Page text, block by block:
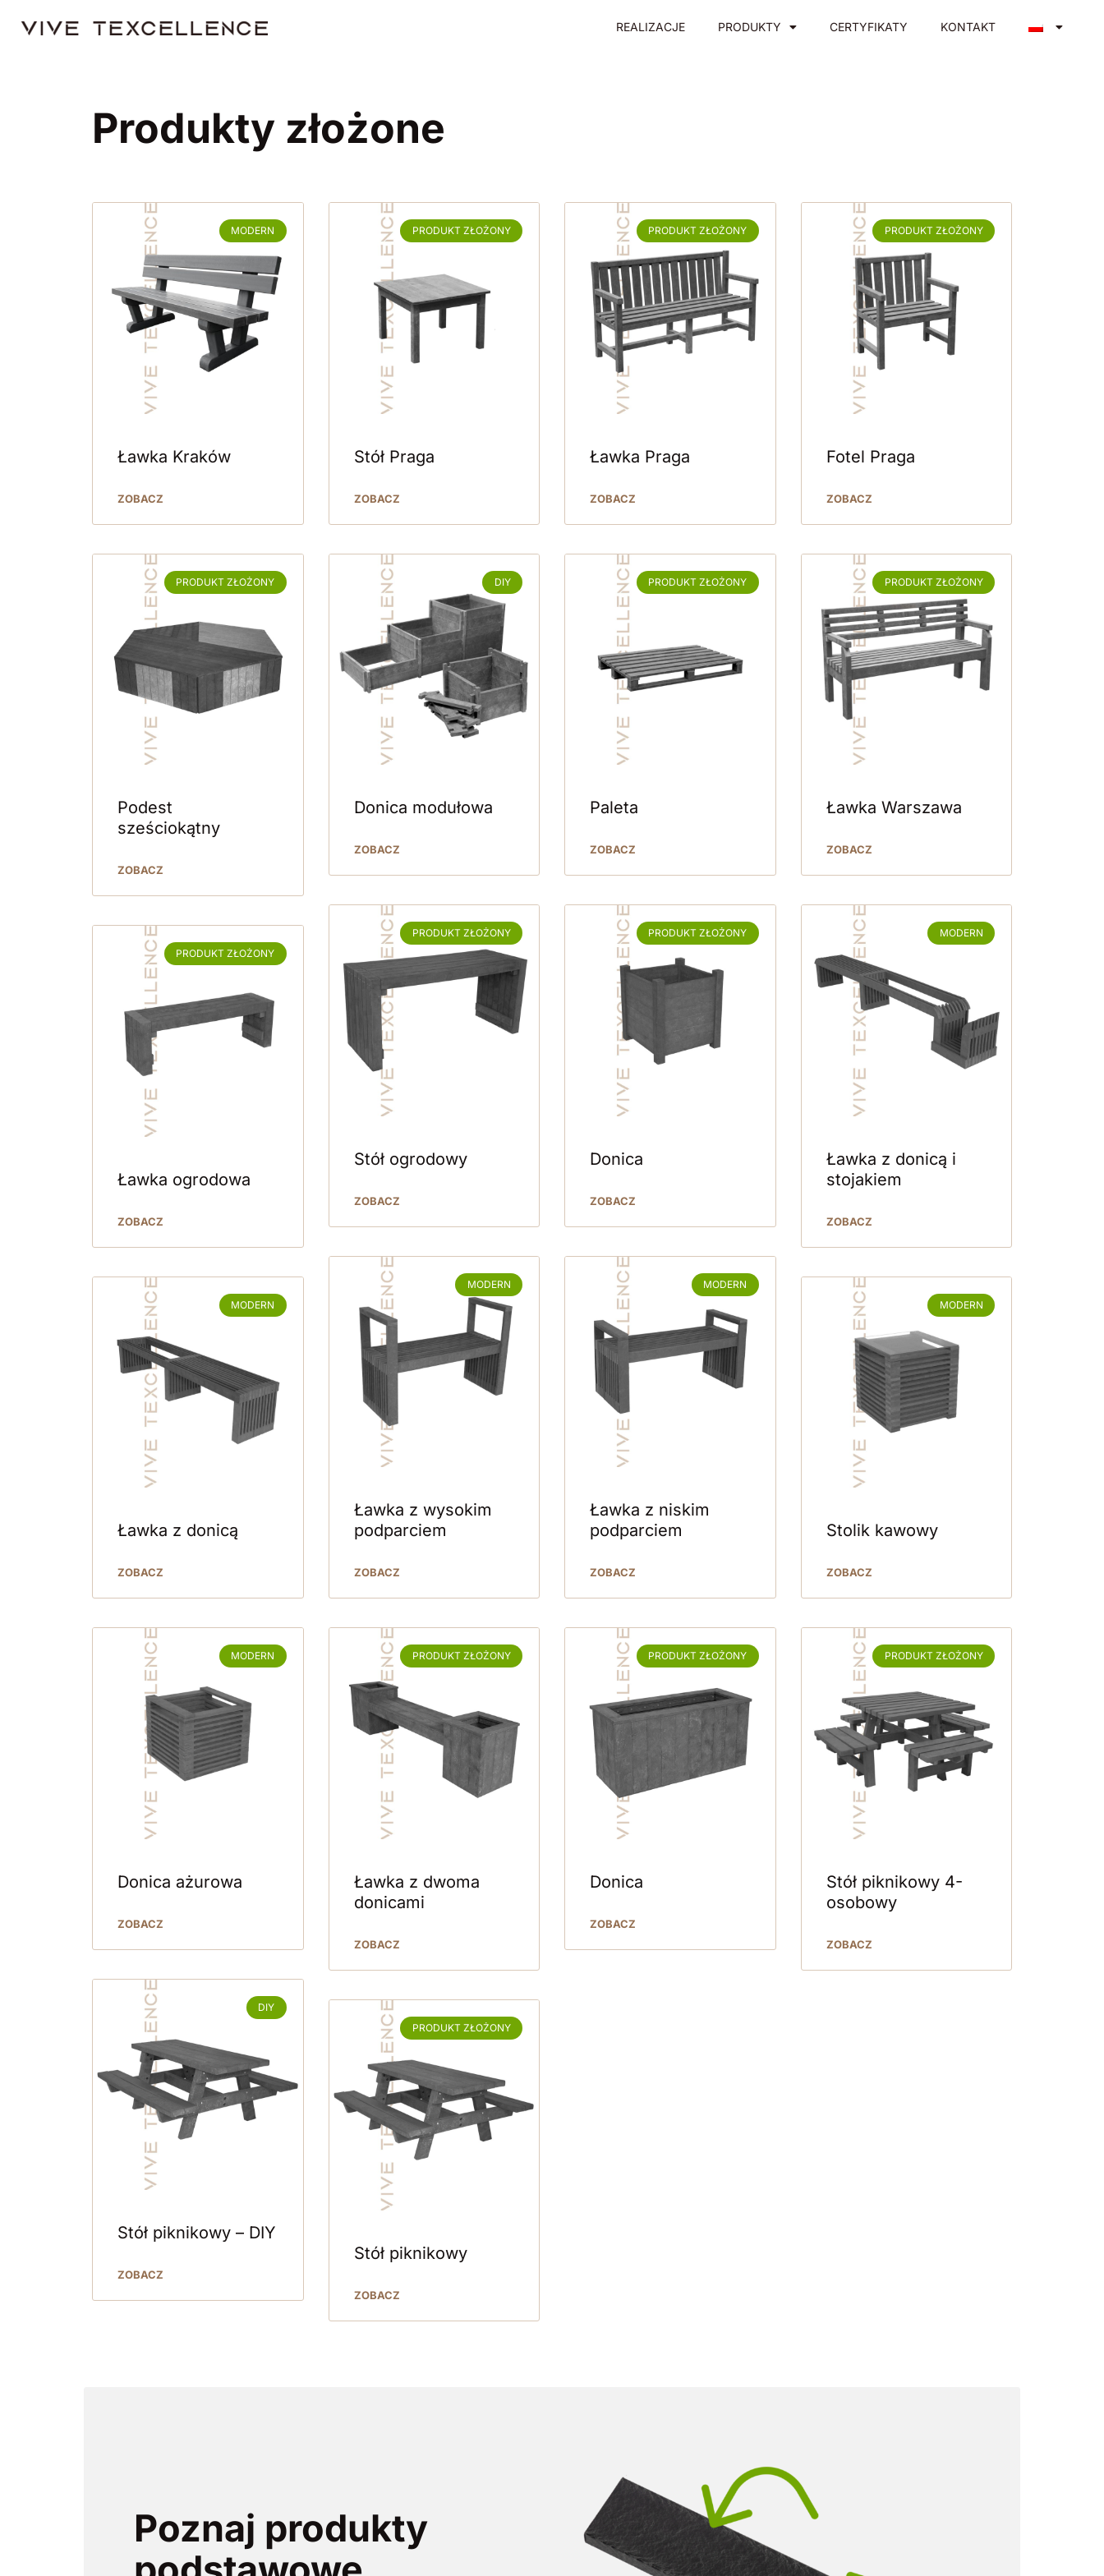
REALIZACJE PRODUKTY CERTYFIKATY KONTAKT
Produkty złożone
MODERN
Ławka Kraków
ZOBACZ
PRODUKT ZŁOŻONY
Stół Praga
ZOBACZ
PRODUKT ZŁOŻONY
Ławka Praga
ZOBACZ
PRODUKT ZŁOŻONY
Fotel Praga
ZOBACZ
PRODUKT ZŁOŻONY
Podest
sześciokątny
ZOBACZ
DIY
Donica modułowa
ZOBACZ
PRODUKT ZŁOŻONY
Paleta
ZOBACZ
PRODUKT ZŁOŻONY
Ławka Warszawa
ZOBACZ
PRODUKT ZŁOŻONY
Ławka ogrodowa
ZOBACZ
PRODUKT ZŁOŻONY
Stół ogrodowy
ZOBACZ
PRODUKT ZŁOŻONY
Donica
ZOBACZ
MODERN
Ławka z donicą i
stojakiem
ZOBACZ
MODERN
Ławka z donicą
ZOBACZ
MODERN
Ławka z wysokim
podparciem
ZOBACZ
MODERN
Ławka z niskim
podparciem
ZOBACZ
MODERN
Stolik kawowy
ZOBACZ
MODERN
Donica ażurowa
ZOBACZ
PRODUKT ZŁOŻONY
Ławka z dwoma
donicami
ZOBACZ
PRODUKT ZŁOŻONY
Donica
ZOBACZ
PRODUKT ZŁOŻONY
Stół piknikowy 4-
osobowy
ZOBACZ
DIY
Stół piknikowy – DIY
ZOBACZ
PRODUKT ZŁOŻONY
Stół piknikowy
ZOBACZ
Poznaj produkty